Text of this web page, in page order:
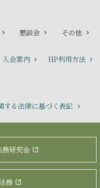
懇談会 その他
入会案内 HP利用方法
する法律に基づく表記
務研究会
務